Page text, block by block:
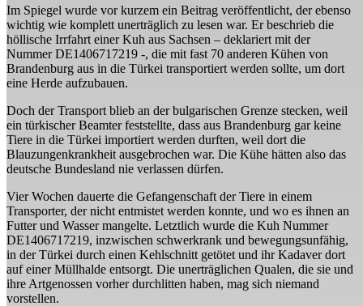
Im Spiegel wurde vor kurzem ein Beitrag veröffentlicht, der ebenso
wichtig wie komplett unerträglich zu lesen war. Er beschrieb die
höllische Irrfahrt einer Kuh aus Sachsen – deklariert mit der
Nummer DE1406717219 -, die mit fast 70 anderen Kühen von
Brandenburg aus in die Türkei transportiert werden sollte, um dort
eine Herde aufzubauen.
Doch der Transport blieb an der bulgarischen Grenze stecken, weil
ein türkischer Beamter feststellte, dass aus Brandenburg gar keine
Tiere in die Türkei importiert werden durften, weil dort die
Blauzungenkrankheit ausgebrochen war. Die Kühe hätten also das
deutsche Bundesland nie verlassen dürfen.
Vier Wochen dauerte die Gefangenschaft der Tiere in einem
Transporter, der nicht entmistet werden konnte, und wo es ihnen an
Futter und Wasser mangelte. Letztlich wurde die Kuh Nummer
DE1406717219, inzwischen schwerkrank und bewegungsunfähig,
in der Türkei durch einen Kehlschnitt getötet und ihr Kadaver dort
auf einer Müllhalde entsorgt. Die unerträglichen Qualen, die sie und
ihre Artgenossen vorher durchlitten haben, mag sich niemand
vorstellen.